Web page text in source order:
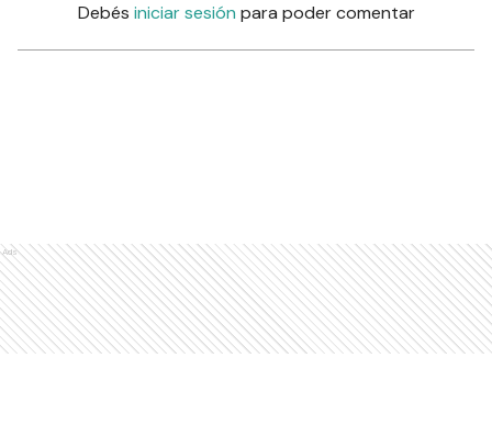
Debés iniciar sesión para poder comentar
Ads